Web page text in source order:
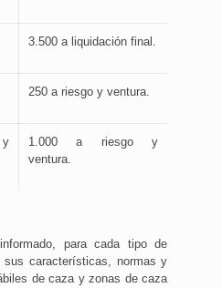
3.500 a liquidación final.
250 a riesgo y ventura.
1.000 a riesgo y
ventura.
para cada tipo de
características, normas y
de caza y zonas de caza